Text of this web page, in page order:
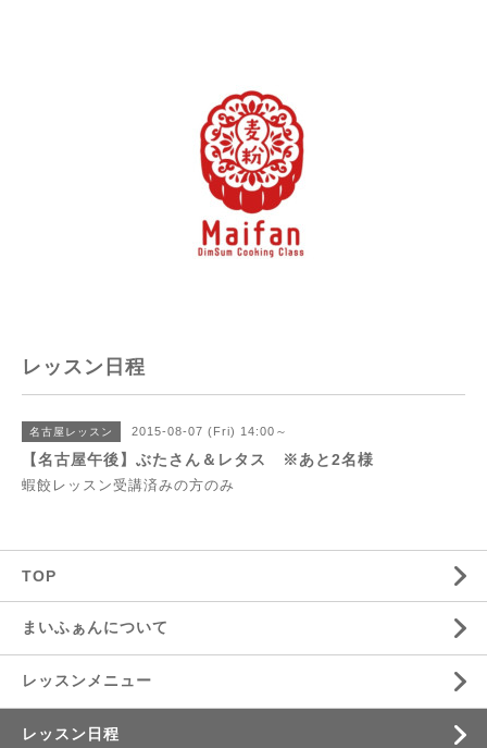
レッスン日程
名古屋レッスン 2015-08-07 (Fri) 14:00～
【名古屋午後】ぶたさん＆レタス ※あと2名様
蝦餃レッスン受講済みの方のみ
TOP
まいふぁんについて
レッスンメニュー
レッスン日程